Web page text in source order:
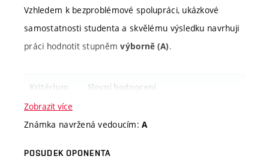
Vzhledem k bezproblémové spolupráci, ukázkové
samostatnosti studenta a skvělému výsledku navrhuji
práci hodnotit stupněmvýborně (A).
Kritérium
hodnocení
Slovní hodnocení
zadání
obtížné, student nechtěl pouze
Zobrazit více
Známka navržená vedoucím:A
POSUDEK OPONENTA